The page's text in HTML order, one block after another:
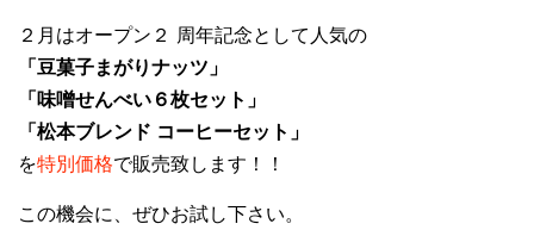
２月はオープン２ 周年記念として人気の
「豆菓子まがりナッツ」
「味噌せんべい６枚セット」
「松本ブレンド コーヒーセット」
を特別価格で販売致します！！
この機会に、ぜひお試し下さい。